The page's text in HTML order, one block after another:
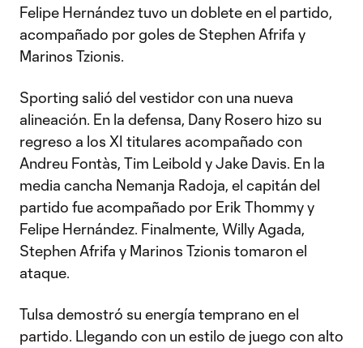
Felipe Hernández tuvo un doblete en el partido,
acompañado por goles de Stephen Afrifa y
Marinos Tzionis.
Sporting salió del vestidor con una nueva
alineación. En la defensa, Dany Rosero hizo su
regreso a los XI titulares acompañado con
Andreu Fontàs, Tim Leibold y Jake Davis. En la
media cancha Nemanja Radoja, el capitán del
partido fue acompañado por Erik Thommy y
Felipe Hernández. Finalmente, Willy Agada,
Stephen Afrifa y Marinos Tzionis tomaron el
ataque.
Tulsa demostró su energía temprano en el
partido. Llegando con un estilo de juego con alto